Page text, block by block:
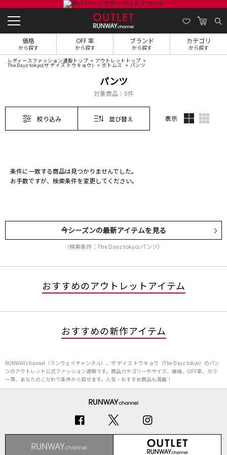
価格
から探す
OFF 率
から探す
ブランド
から探す
カテゴリ
から探す
レディースファッション通販トップ アウトレットトップ
The Dayz tokyo(ザ デイズ トウキョウ) ボトムス パンツ
パンツ
対象商品： 0件
絞り込み 並び替え 表示
条件に一致する商品は見つかりませんでした。
お手数ですが、検索条件を変更してください。
今シーズンの最新アイテムを見る
（検索条件：The Dayz tokyo/パンツ）
おすすめのアウトレットアイテム
おすすめの新作アイテム
RUNWAY channel（ランウェイチャンネル）、ザ デイズ トウキョウ（The Dayz tokyo）のパン
ツのアウトレット公式ファッション通販です。商品カテゴリーやサイズ、価格、OFF率、カラ
ー等、あなたのこだわり条件から探せます。人気・おすすめ商品も満載！